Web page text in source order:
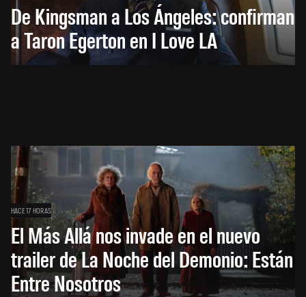
De Kingsman a Los Ángeles: confirman
a Taron Egerton en I Love LA
HACE 17 HORAS
El Más Allá nos invade en el nuevo
trailer de La Noche del Demonio: Están
Entre Nosotros